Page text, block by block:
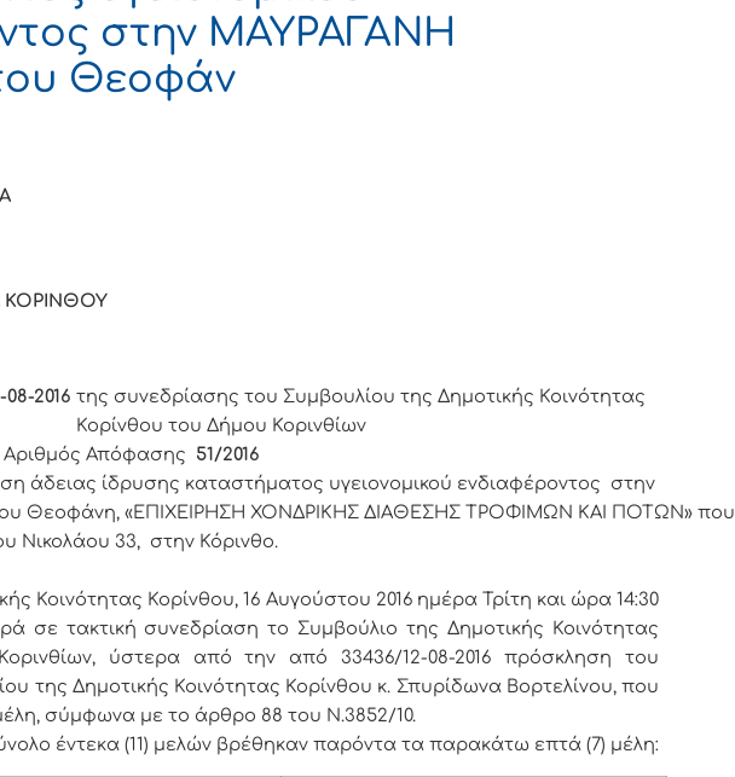
στην ΜΑΥΡΑΓΑΝΗ
Θεοφάν
ΔΗΜΟΚΡΑΤΙΑ
ΚΟΡΙΝΘΙΩΝ
ΚΟΡΙΝΘΟΥ
08-2016 της συνεδρίασης του Συμβουλίου της Δημοτικής Κοινότητας
Κορίνθου του Δήμου Κορινθίων
51/2016
άδειας ίδρυσης καταστήματος υγειονομικού ενδιαφέροντος στην
Θεοφάνη, «ΕΠΙΧΕΙΡΗΣΗ ΧΟΝΔΡΙΚΗΣ ΔΙΑΘΕΣΗΣ ΤΡΟΦΙΜΩΝ ΚΑΙ ΠΟΤΩΝ» που
Νικολάου 33, στην Κόρινθο.
Κοινότητας Κορίνθου, 16 Αυγούστου 2016 ημέρα Τρίτη και ώρα 14:30
σε τακτική συνεδρίαση το Συμβούλιο της Δημοτικής Κοινότητας
ύστερα από την από 33436/12-08-2016 πρόσκληση του
της Δημοτικής Κοινότητας Κορίνθου κ. Σπυρίδωνα Βορτελίνου, που
σύμφωνα με το άρθρο 88 του Ν.3852/10.
έντεκα (11) μελών βρέθηκαν παρόντα τα παρακάτω επτά (7) μέλη: